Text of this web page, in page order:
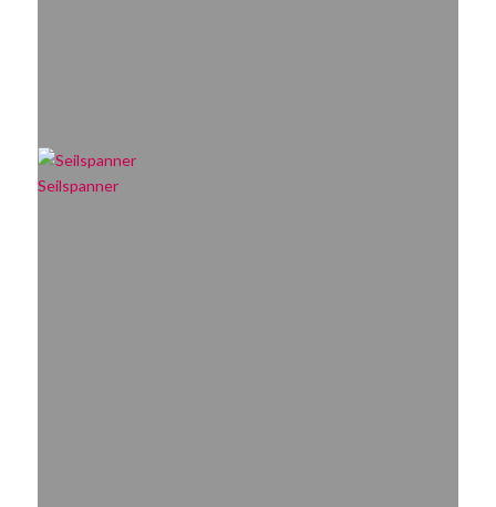
Seilspanner